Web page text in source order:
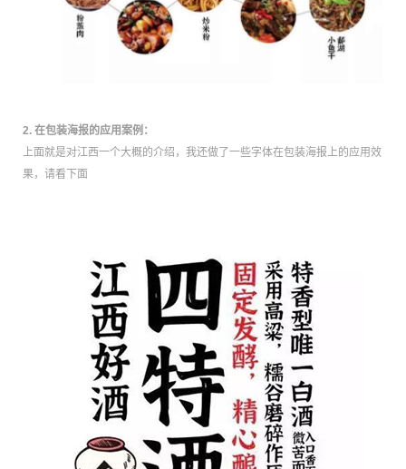
2. 在包装海报的应用案例：
上面就是对江西一个大概的介绍，我还做了一些字体在包装海报上的应用效
果，请看下面